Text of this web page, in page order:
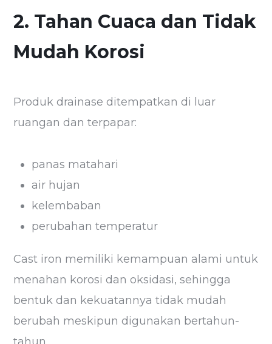
2. Tahan Cuaca dan Tidak
Mudah Korosi
Produk drainase ditempatkan di luar
ruangan dan terpapar:
panas matahari
air hujan
kelembaban
perubahan temperatur
Cast iron memiliki kemampuan alami untuk
menahan korosi dan oksidasi, sehingga
bentuk dan kekuatannya tidak mudah
berubah meskipun digunakan bertahun-